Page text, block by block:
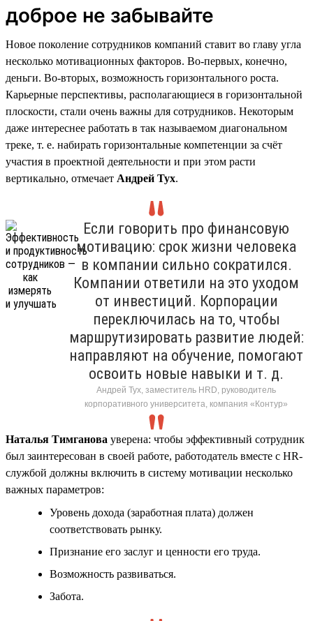
доброе не забывайте
Новое поколение сотрудников компаний ставит во главу угла
несколько мотивационных факторов. Во-первых, конечно,
деньги. Во-вторых, возможность горизонтального роста.
Карьерные перспективы, располагающиеся в горизонтальной
плоскости, стали очень важны для сотрудников. Некоторым
даже интереснее работать в так называемом диагональном
треке, т. е. набирать горизонтальные компетенции за счёт
участия в проектной деятельности и при этом расти
вертикально, отмечает Андрей Тух.
Если говорить про финансовую
мотивацию: срок жизни человека
в компании сильно сократился.
Компании ответили на это уходом
от инвестиций. Корпорации
переключилась на то, чтобы
маршрутизировать развитие людей:
направляют на обучение, помогают
освоить новые навыки и т. д.
Андрей Тух, заместитель HRD, руководитель
корпоративного университета, компания «Контур»
Наталья Тимганова уверена: чтобы эффективный сотрудник
был заинтересован в своей работе, работодатель вместе с HR-
службой должны включить в систему мотивации несколько
важных параметров:
Уровень дохода (заработная плата) должен
соответствовать рынку.
Признание его заслуг и ценности его труда.
Возможность развиваться.
Забота.